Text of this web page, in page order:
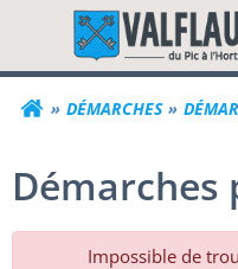
contenu
DÉMARCHES
Démarches
Impossible de